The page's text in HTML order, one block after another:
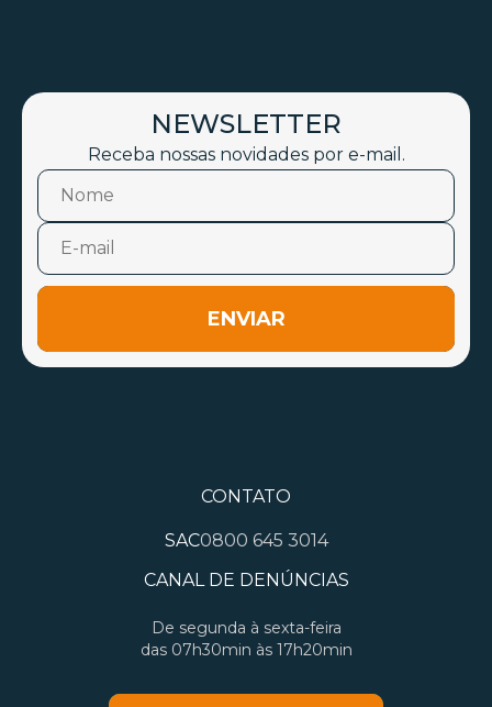
NEWSLETTER
Receba nossas novidades por e-mail.
ENVIAR
CONTATO
SAC0800 645 3014
CANAL DE DENÚNCIAS
De segunda à sexta-feira
das 07h30min às 17h20min